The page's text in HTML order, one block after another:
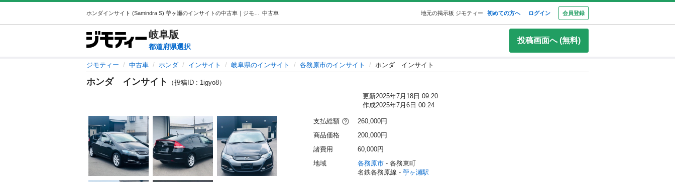
中古車 地元の掲示板 ジモティー 初めての方へ ログイン 会員登録
岐阜版
都道府県選択
投稿画面へ (無料)
ジモティー 中古車 ホンダ インサイト 岐阜県のインサイト 各務原市のインサイト ホンダ インサイト
ホンダ インサイト
（投稿ID : 1igyo8）
更新2025年7月18日 09:20
作成2025年7月6日 00:24
支払総額
260,000円
商品価格
200,000円
諸費用
60,000円
地域
各務原市 - 各務東町
名鉄各務原線 - 苧ヶ瀬駅